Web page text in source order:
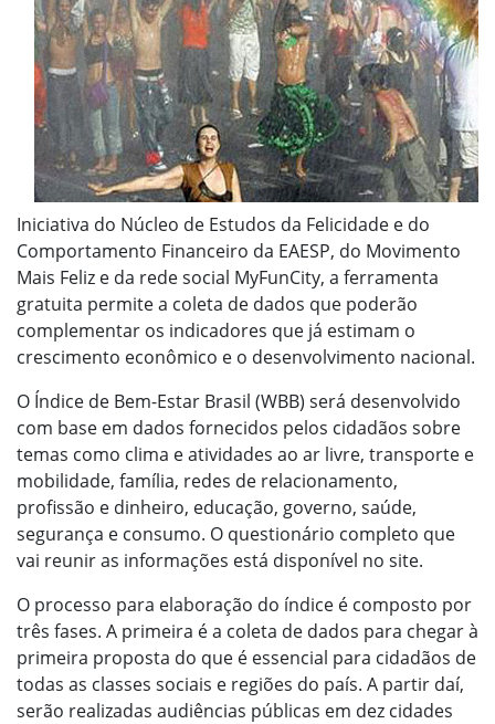
Iniciativa do Núcleo de Estudos da Felicidade e do
Comportamento Financeiro da EAESP, do Movimento
Mais Feliz e da rede social MyFunCity, a ferramenta
gratuita permite a coleta de dados que poderão
complementar os indicadores que já estimam o
crescimento econômico e o desenvolvimento nacional.
O Índice de Bem-Estar Brasil (WBB) será desenvolvido
com base em dados fornecidos pelos cidadãos sobre
temas como clima e atividades ao ar livre, transporte e
mobilidade, família, redes de relacionamento,
profissão e dinheiro, educação, governo, saúde,
segurança e consumo. O questionário completo que
vai reunir as informações está disponível no site.
O processo para elaboração do índice é composto por
três fases. A primeira é a coleta de dados para chegar à
primeira proposta do que é essencial para cidadãos de
todas as classes sociais e regiões do país. A partir daí,
serão realizadas audiências públicas em dez cidades